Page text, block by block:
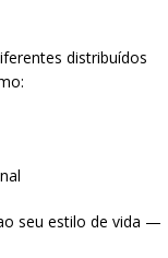
distribuídos
seu estilo de vida —